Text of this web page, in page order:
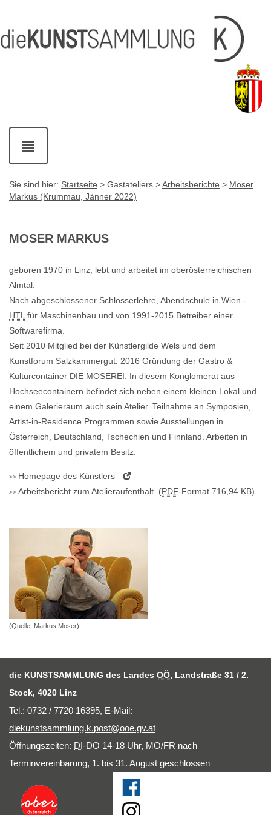
[1]
[2]
Links
[3]
mit
Kontaktdaten
Navigation
ein-
und
Sie sind hier: Startseite > Gastateliers >Arbeitsberichte > Moser
Markus (Krummau, Jänner 2022)
MOSER MARKUS
geboren 1970 in Linz, lebt und arbeitet im oberösterreichischen
Almtal.
Nach abgeschlossener Schlosserlehre, Abendschule in Wien -
HTL für Maschinenbau und von 1991-2015 Betreiber einer
Softwarefirma.
Seit 2010 Mitglied bei der Künstlergilde Wels und dem
Kunstforum Salzkammergut. 2016 Gründung der Gastro &
Kulturcontainer DIE MOSEREI. In diesem Konglomerat aus
Hochseecontainern befindet sich neben einem kleinen Lokal und
einem Galerieraum auch sein Atelier. Teilnahme an Symposien,
Artist-in-Residence Programmen sowie Ausstellungen in
Österreich, Deutschland, Tschechien und Finnland. Arbeiten in
öffentlichem und privatem Besitz.
Homepage des Künstlers
Arbeitsbericht zum Atelieraufenthalt (PDF-Format 716,94 KB)
(Quelle: Markus Moser)
die KUNSTSAMMLUNG des Landes OÖ, Landstraße 31 / 2.
Stock, 4020 Linz
Tel.: 0732 / 7720 16395, E-Mail:
diekunstsammlung.k.post@ooe.gv.at
Öffnungszeiten: DI-DO 14-18 Uhr, MO/FR nach
Terminvereinbarung, 1. bis 31. August geschlossen